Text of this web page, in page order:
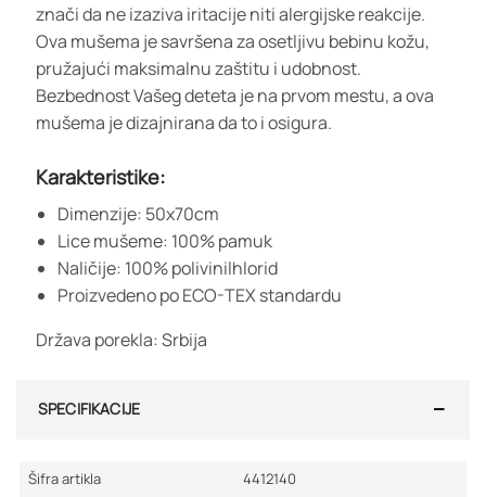
znači da ne izaziva iritacije niti alergijske reakcije.
Ova mušema je savršena za osetljivu bebinu kožu,
pružajući maksimalnu zaštitu i udobnost.
Bezbednost Vašeg deteta je na prvom mestu, a ova
mušema je dizajnirana da to i osigura.
Karakteristike:
Dimenzije: 50x70cm
Lice mušeme: 100% pamuk
Naličije: 100% polivinilhlorid
Proizvedeno po ECO-TEX standardu
Država porekla: Srbija
SPECIFIKACIJE
Šifra artikla 4412140